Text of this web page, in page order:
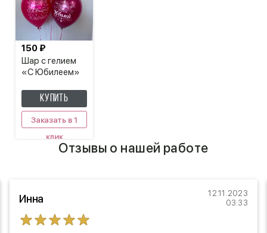
Шар с гелием
«С Юбилеем»
150 ₽
КУПИТЬ
Заказать в 1
клик
Отзывы о нашей работе
Инна
12.11.2023
03:33